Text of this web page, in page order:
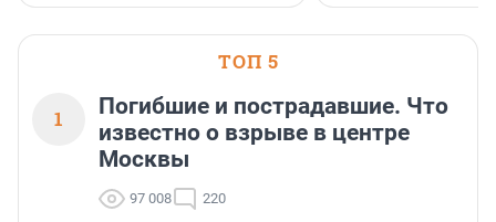
ТОП 5
1
Погибшие и пострадавшие. Что
известно о взрыве в центре
Москвы
97 008 220